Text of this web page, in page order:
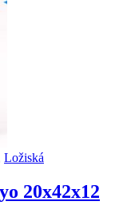
Ložiská
20x42x12